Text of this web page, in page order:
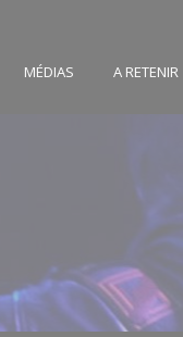
MÉDIAS A RETENIR